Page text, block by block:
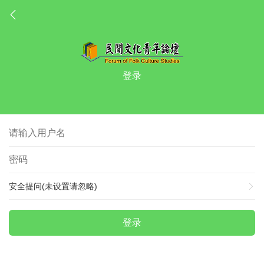
登录
安全提问(未设置请忽略)
登录